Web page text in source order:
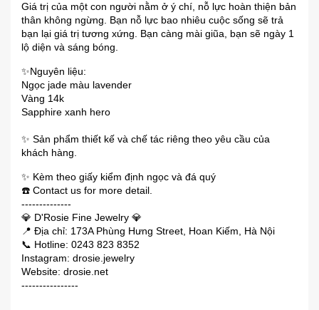
Giá trị của một con người nằm ở ý chí, nỗ lực hoàn thiện bản
thân không ngừng. Bạn nỗ lực bao nhiêu cuộc sống sẽ trả
bạn lại giá trị tương xứng. Bạn càng mài giũa, bạn sẽ ngày 1
lộ diện và sáng bóng.
✨️Nguyên liệu:
Ngọc jade màu lavender
Vàng 14k
Sapphire xanh hero
✨️ Sản phẩm thiết kế và chế tác riêng theo yêu cầu của
khách hàng.
✨️ Kèm theo giấy kiểm định ngọc và đá quý
☎️ Contact us for more detail.
--------------
💎 D'Rosie Fine Jewelry 💎
📍 Địa chỉ: 173A Phùng Hưng Street, Hoan Kiếm, Hà Nội
📞 Hotline: 0243 823 8352
Instagram: drosie.jewelry
Website: drosie.net
----------------